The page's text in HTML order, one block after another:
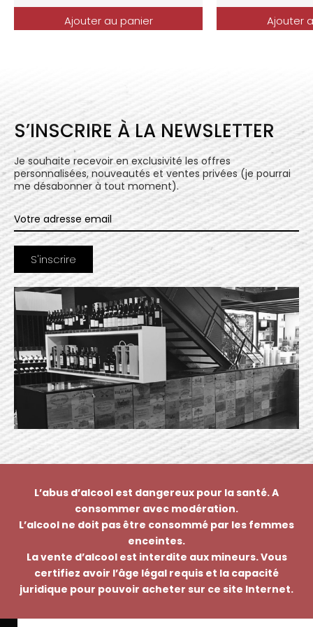
Ajouter au panier Ajouter
S’INSCRIRE À LA NEWSLETTER
Je souhaite recevoir en exclusivité les offres
personnalisées, nouveautés et ventes privées (je pourrai
me désabonner à tout moment).
L’abus d’alcool est dangereux pour la santé. A
consommer avec modération.
L’alcool ne doit pas être consommé par les femmes
enceintes.
La vente d’alcool est interdite aux mineurs. Vous
certifiez avoir l’âge légal requis et la capacité
juridique pour pouvoir acheter sur ce site Internet.